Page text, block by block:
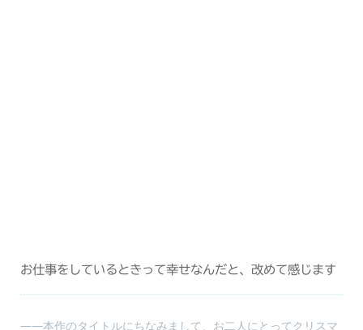
お仕事をしているときって幸せなんだと、改めて感じます
――本作のタイトルにちなみまして、お二人にとってクリスマ